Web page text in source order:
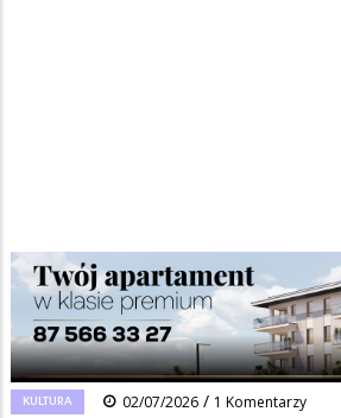
Ścieżka
nawigacyjna
Strona główna/Wiadomości/Kultura
Wernisaż wystawy Tomasza M. Kukawskiego
FacebookPinterest 0
KULTURA 02/07/2026 / 1 Komentarzy